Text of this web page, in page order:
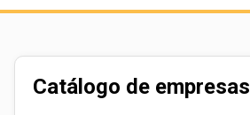
Catálogo de empresas